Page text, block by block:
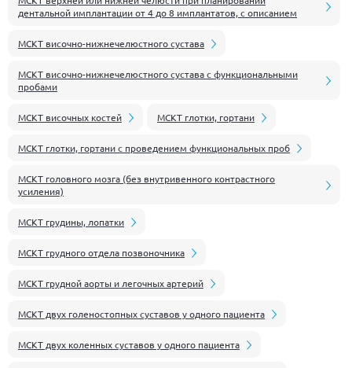
дентальной имплантации от 4 до 8 имплантатов, с описанием
МСКТ височно-нижнечелюстного сустава
МСКТ височно-нижнечелюстного сустава с функциональными
пробами
МСКТ височных костей МСКТ глотки, гортани
МСКТ глотки, гортани с проведением функциональных проб
МСКТ головного мозга (без внутривенного контрастного
усиления)
МСКТ грудины, лопатки
МСКТ грудного отдела позвоночника
МСКТ грудной аорты и легочных артерий
МСКТ двух голеностопных суставов у одного пациента
МСКТ двух коленных суставов у одного пациента